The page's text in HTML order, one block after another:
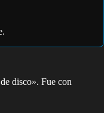
disco». Fue con